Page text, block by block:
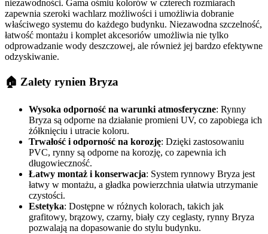
niezawodności. Gama ośmiu kolorów w czterech rozmiarach
zapewnia szeroki wachlarz możliwości i umożliwia dobranie
właściwego systemu do każdego budynku. Niezawodna szczelność,
łatwość montażu i komplet akcesoriów umożliwia nie tylko
odprowadzanie wody deszczowej, ale również jej bardzo efektywne
odzyskiwanie.
🏠 Zalety rynien Bryza
Wysoka odporność na warunki atmosferyczne: Rynny
Bryza są odporne na działanie promieni UV, co zapobiega ich
żółknięciu i utracie koloru.
Trwałość i odporność na korozję: Dzięki zastosowaniu
PVC, rynny są odporne na korozję, co zapewnia ich
długowieczność.
Łatwy montaż i konserwacja: System rynnowy Bryza jest
łatwy w montażu, a gładka powierzchnia ułatwia utrzymanie
czystości.
Estetyka: Dostępne w różnych kolorach, takich jak
grafitowy, brązowy, czarny, biały czy ceglasty, rynny Bryza
pozwalają na dopasowanie do stylu budynku.